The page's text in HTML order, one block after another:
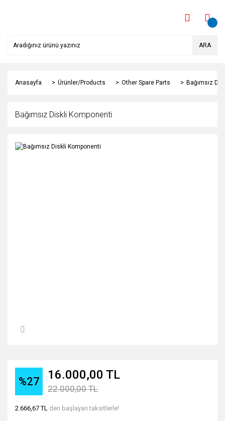
ARA
Anasayfa Ürünler/Products Other Spare Parts Bağımsız
Bağımsız Diskli Komponenti
%27 16.000,00 TL
22.000,00 TL
2.666,67 TL den başlayan taksitlerle!